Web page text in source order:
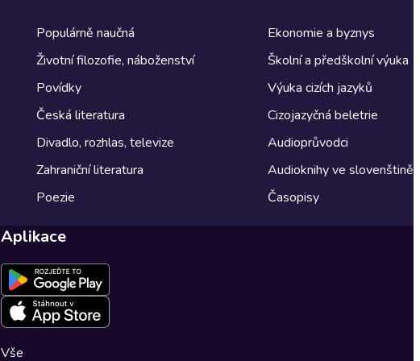
Populárně naučná
Životní filozofie, náboženství
Povídky
Česká literatura
Divadlo, rozhlas, televize
Zahraniční literatura
Poezie
Ekonomie a byznys
Školní a předškolní výuka
Výuka cizích jazyků
Cizojazyčná beletrie
Audioprůvodci
Audioknihy ve slovenštině
Časopisy
Aplikace
Vše